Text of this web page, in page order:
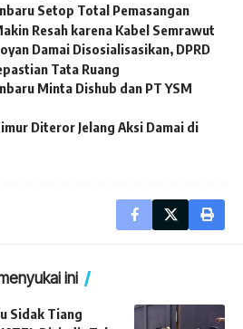
Setop Total Pemasangan
Resah karena Kabel Semrawut
Damai Disosialisasikan, DPRD
Tata Ruang
Minta Dishub dan PT YSM
Diteror Jelang Aksi Damai di
ini
Sidak Tiang